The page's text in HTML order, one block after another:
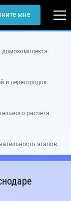
мне
домокомплекта.
и перегородок.
расчёта.
этапов.